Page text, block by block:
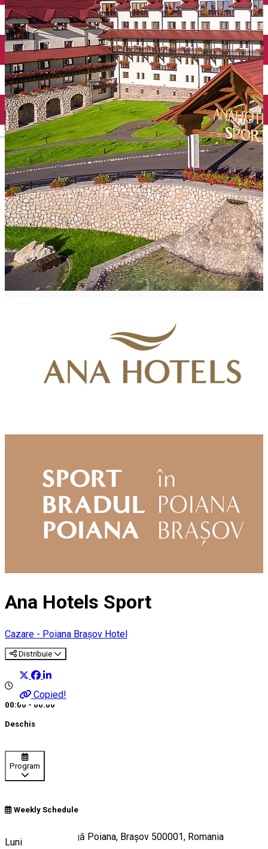
English
Ana Hotels Sport
Cazare - Poiana Brașov Hotel
Distribuie
Copied!
00:00 - 00:00
Deschis
Program
Weekly Schedule
Luni
Strada Valea Dragă Poiana, Brașov 500001, Romania